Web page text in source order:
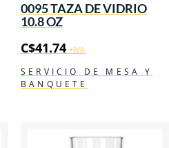
0095 TAZA DE VIDRIO
10.8 OZ
C$41.74 +IVA
SERVICIO DE MESA Y
BANQUETE